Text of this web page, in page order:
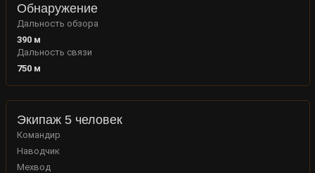
Обнаружение
Дальность обзора
390м
Дальность связи
750м
Экипаж 5 человек
Командир
Наводчик
Мехвод